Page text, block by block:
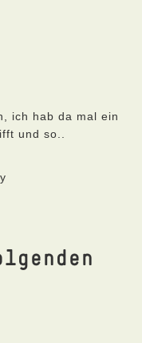
ich hab da mal ein
und so..